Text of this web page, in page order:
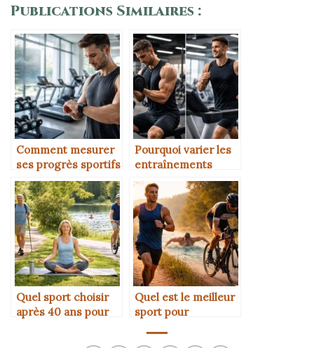
Publications Similaires :
Comment mesurer
ses progrès sportifs
de manière
objective
Pourquoi varier les
entraînements
évite la stagnation
Quel sport choisir
après 40 ans pour
Quel est le meilleur
sport pour